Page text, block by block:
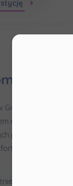
Gdańsku
nieruchomości
potrzebach
i
miast